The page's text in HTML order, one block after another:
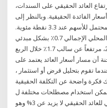
العائد الحقيقي على السندات،
الفائدة الحقيقية. وبالنظر إلى
الأمام، يقدر البنك العائد الزائد المحتمل للأسهم عند 3.3 نقطة مئوية.
وقدسجل معدل النمو الحقيقي للناتج المحلي الإجمالي 0.7٪ بشكل مبدئي
خلال الربع الثالث من عام 2020، مرتفعاً عن سالب 1.7٪ خلال الربع
أن مسار أسعار العائد يعتمد على
تقوم بتحليل قرض أو استثمار ،
واضحة عن التكلفة الحقيقية
يمكن استخدام مصطلحات مختلفة ل
وبحسب عبد العال فإن المعدل العالمي للعائد الحقيقي لا يزيد عن 3% وهو